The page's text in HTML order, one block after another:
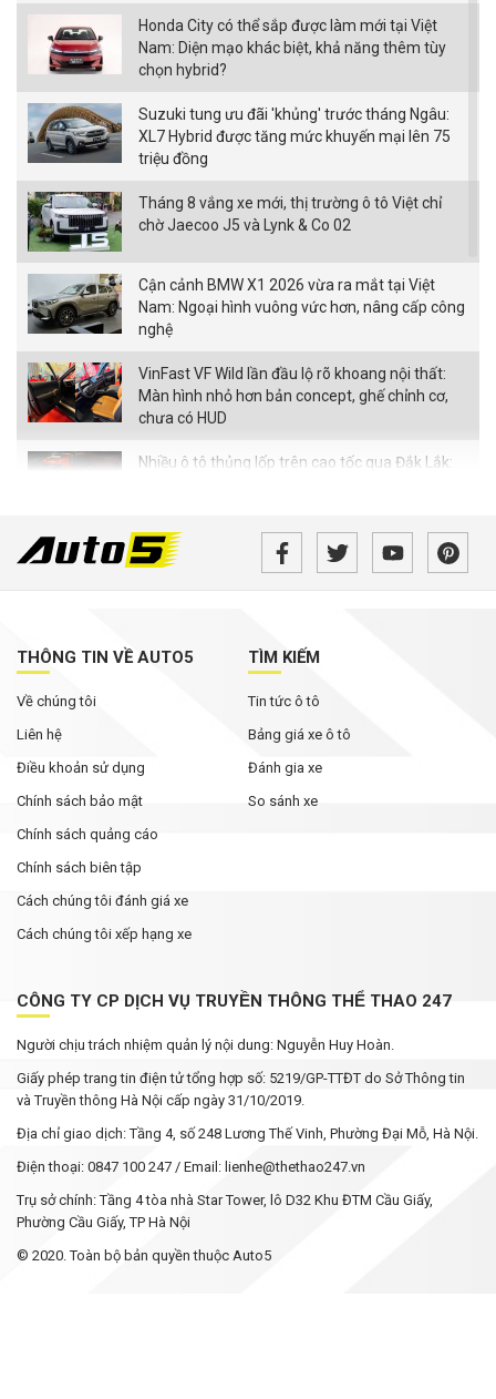
Honda City có thể sắp được làm mới tại Việt
Nam: Diện mạo khác biệt, khả năng thêm tùy
chọn hybrid?
Suzuki tung ưu đãi 'khủng' trước tháng Ngâu:
XL7 Hybrid được tăng mức khuyến mại lên 75
triệu đồng
Tháng 8 vắng xe mới, thị trường ô tô Việt chỉ
chờ Jaecoo J5 và Lynk & Co 02
Cận cảnh BMW X1 2026 vừa ra mắt tại Việt
Nam: Ngoại hình vuông vức hơn, nâng cấp công
nghệ
VinFast VF Wild lần đầu lộ rõ khoang nội thất:
Màn hình nhỏ hơn bản concept, ghế chỉnh cơ,
chưa có HUD
Nhiều ô tô thủng lốp trên cao tốc qua Đắk Lắk:
SUV điện hóa của Nissan đi gần 2.000 km không
cần tiếp nhiên liệu, lập kỷ lục thế giới
từng thấy
Bán tải điện VinFast VF Wild bản tiền thương
mại bất ngờ xuất hiện với loạt thay đổi đáng chú
THÔNG TIN VỀ AUTO5
Về chúng tôi
Liên hệ
Điều khoản sử dụng
Chính sách bảo mật
Chính sách quảng cáo
Chính sách biên tập
Cách chúng tôi đánh giá xe
Cách chúng tôi xếp hạng xe
TÌM KIẾM
Tin tức ô tô
Bảng giá xe ô tô
Đánh gia xe
So sánh xe
CÔNG TY CP DỊCH VỤ TRUYỀN THÔNG THỂ THAO 247
Người chịu trách nhiệm quản lý nội dung: Nguyễn Huy Hoàn.
Giấy phép trang tin điện tử tổng hợp số: 5219/GP-TTĐT do Sở Thông tin
và Truyền thông Hà Nội cấp ngày 31/10/2019.
Địa chỉ giao dịch: Tầng 4, số 248 Lương Thế Vinh, Phường Đại Mỗ, Hà Nội.
Điện thoại: 0847 100 247 / Email: lienhe@thethao247.vn
Trụ sở chính: Tầng 4 tòa nhà Star Tower, lô D32 Khu ĐTM Cầu Giấy,
Phường Cầu Giấy, TP Hà Nội
© 2020. Toàn bộ bản quyền thuộc Auto5